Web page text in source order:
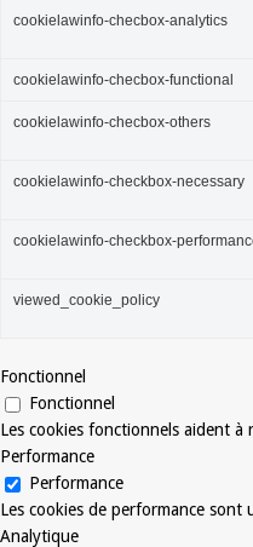
cookielawinfo-checbox-analytics
cookielawinfo-checbox-functional
cookielawinfo-checbox-others
cookielawinfo-checkbox-necessary
cookielawinfo-checkbox-
viewed_cookie_policy
Fonctionnel
Fonctionnel
Les cookies fonctionnels aident
Performance
Performance
Les cookies de performance
Analytique